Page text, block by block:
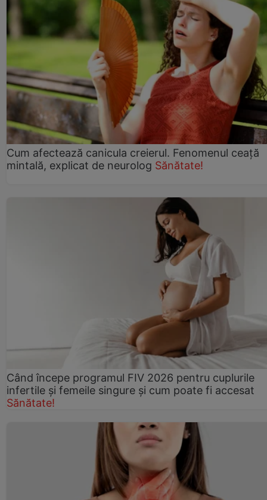
Cum afectează canicula creierul. Fenomenul ceață
mintală, explicat de neurolog Sănătate!
Când începe programul FIV 2026 pentru cuplurile
infertile şi femeile singure şi cum poate fi accesat
Sănătate!